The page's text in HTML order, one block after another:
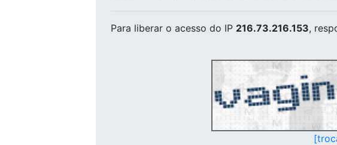
Para liberar o acesso do IP 216.73.216.153,